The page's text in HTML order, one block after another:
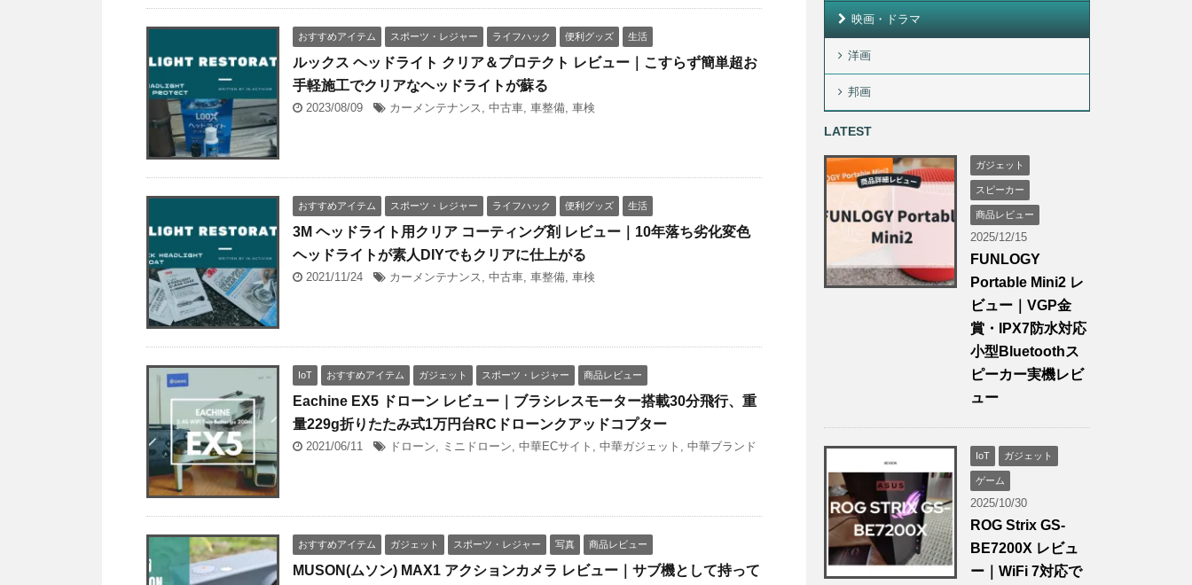
おすすめアイテム スポーツ・レジャー ライフハック 便利グッズ 生活
ルックス ヘッドライト クリア＆プロテクト レビュー｜こすらず簡単超お
手軽施工でクリアなヘッドライトが蘇る
2023/08/09 カーメンテナンス, 中古車, 車整備, 車検
おすすめアイテム スポーツ・レジャー ライフハック 便利グッズ 生活
3M ヘッドライト用クリア コーティング剤 レビュー｜10年落ち劣化変色
ヘッドライトが素人DIYでもクリアに仕上がる
2021/11/24 カーメンテナンス, 中古車, 車整備, 車検
IoT おすすめアイテム ガジェット スポーツ・レジャー 商品レビュー
Eachine EX5 ドローン レビュー｜ブラシレスモーター搭載30分飛行、重
量229g折りたたみ式1万円台RCドローンクアッドコプター
2021/06/11 ドローン, ミニドローン, 中華ECサイト , 中華ガジェット , 中華ブランド
おすすめアイテム ガジェット スポーツ・レジャー 写真 商品レビュー
MUSON(ムソン) MAX1 アクションカメラ レビュー｜サブ機として持って
映画・ドラマ
洋画
邦画
LATEST
ガジェット
スピーカー
商品レビュー
2025/12/15
FUNLOGY
Portable Mini2 レ
ビュー｜VGP金
賞・IPX7防水対応
小型Bluetoothス
ピーカー実機レビ
ュー
IoT ガジェット
ゲーム
2025/10/30
ROG Strix GS-
BE7200X レビュ
ー｜WiFi 7対応で